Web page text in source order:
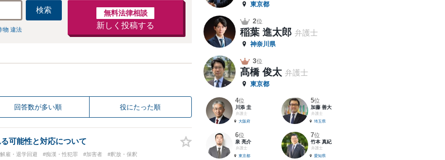
検索
物 違法
無料法律相談
新しく投稿する
回答数が多い順 役にたった順
可能性と対応について
雇・退学回避 #痴漢・性犯罪 #加害者 #釈放・保釈
東京都
2位
稲葉 進太郎 弁護士
神奈川県
3位
髙橋 俊太 弁護士
東京都
4位
川添 圭
弁護士
大阪府
5位
加藤 善大
弁護士
埼玉県
6位
泉 亮介
弁護士
東京都
7位
竹本 真紀
弁護士
愛知県